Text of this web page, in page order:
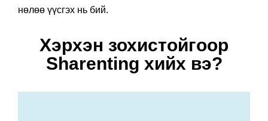
нөлөө үүсгэх нь бий.
Хэрхэн зохистойгоор
Sharenting хийх вэ?